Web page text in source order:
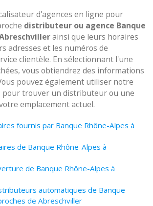
d'agences en ligne pour
distributeur ou agence Banque
ainsi que leurs horaires
adresses et les numéros de
clientèle. En sélectionnant l'une
vous obtiendrez des informations
pouvez également utiliser notre
pour trouver un distributeur ou une
emplacement actuel.
fournis par Banque Rhône-Alpes à
de Banque Rhône-Alpes à
de Banque Rhône-Alpes à
automatiques de Banque
de Abreschviller